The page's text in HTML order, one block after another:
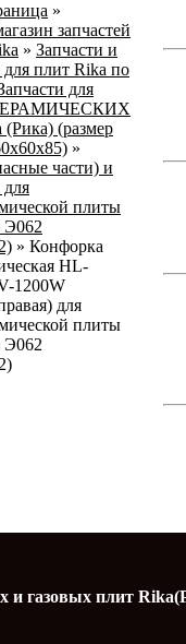
»
запчастей
» Запчасти и
для плит Rika по
для
(размер
»
части) и
для
плиты
Э062
» Конфорка
HL-
1200W
для
плиты
Э062
и газовых плит